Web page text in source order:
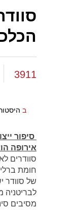
3911
ב
סיפור
אירופה
סוודרים
חומת
לבריטניה
מסיבים